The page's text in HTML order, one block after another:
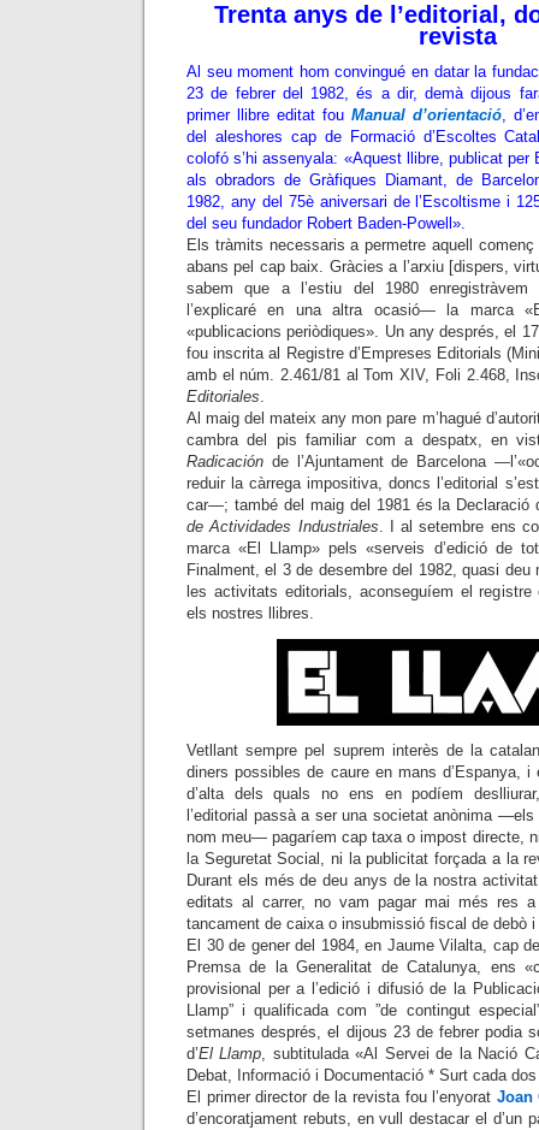
Trenta anys de l’editorial,
revista
Al seu moment hom convingué en datar la
23 de febrer del 1982, és a dir, demà dijous
primer llibre editat fou Manual d’orientació,
del aleshores cap de Formació d’Escoltes
colofó s’hi assenyala: «Aquest llibre, publicat per
als obradors de Gràfiques Diamant, de
1982, any del 75è aniversari de l’Escoltisme i
del seu fundador Robert Baden-Powell».
Els tràmits necessaris a permetre aquell
abans pel cap baix. Gràcies a l’arxiu [dispers,
sabem que a l’estiu del 1980
l’explicaré en una altra ocasió— la marca
«publicacions periòdiques». Un any després, el
fou inscrita al Registre d’Empreses Editorials
amb el núm. 2.461/81 al Tom XIV, Foli 2.468,
Editoriales.
Al maig del mateix any mon pare m’hagué
cambra del pis familiar com a despatx, en
Radicación de l’Ajuntament de Barcelona
reduir la càrrega impositiva, doncs l’editorial
car—; també del maig del 1981 és la Declaració
de Actividades Industriales. I al setembre ens
marca «El Llamp» pels «serveis d’edició de
Finalment, el 3 de desembre del 1982, quasi deu
les activitats editorials, aconseguíem el
els nostres llibres.
Vetllant sempre pel suprem interès de la
diners possibles de caure en mans d’Espanya,
d’alta dels quals no ens en podíem
l’editorial passà a ser una societat anònima
nom meu— pagaríem cap taxa o impost directe,
la Seguretat Social, ni la publicitat forçada a la
Durant els més de deu anys de la nostra
editats al carrer, no vam pagar mai més res
tancament de caixa o insubmissió fiscal de debò
El 30 de gener del 1984, en Jaume Vilalta, cap
Premsa de la Generalitat de Catalunya, ens
provisional per a l’edició i difusió de la
Llamp” i qualificada com ”de contingut
setmanes després, el dijous 23 de febrer podia
d’El Llamp, subtitulada «Al Servei de la Nació
Debat, Informació i Documentació * Surt cada
El primer director de la revista fou l’enyorat Joan
d’encoratjament rebuts, en vull destacar el d’un